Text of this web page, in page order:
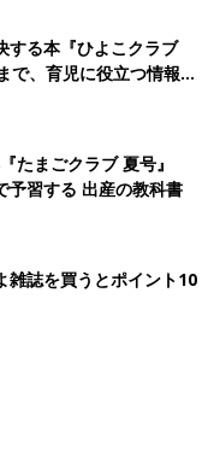
する本『ひよこクラブ
、育児に役立つ情報が
たまごクラブ 夏号』
予習する 出産の教科書
雑誌を買うとポイント10